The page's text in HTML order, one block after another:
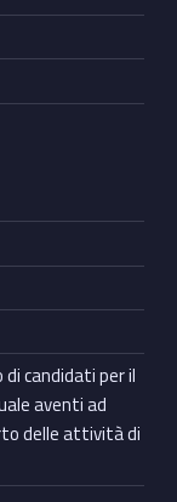
candidati per il
aventi ad
delle attività di